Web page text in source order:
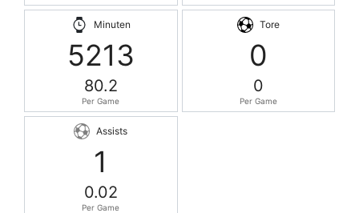
Minuten
5213
80.2
Per Game
Tore
0
0
Per Game
Assists
1
0.02
Per Game